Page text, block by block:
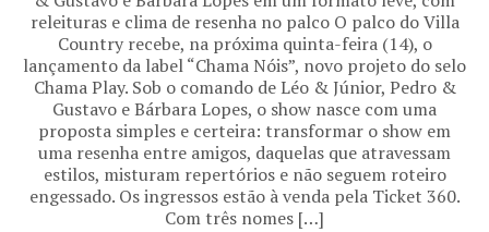
releituras e clima de resenha no palco O palco do Villa
Country recebe, na próxima quinta-feira (14), o
lançamento da label “Chama Nóis”, novo projeto do selo
Chama Play. Sob o comando de Léo & Júnior, Pedro &
Gustavo e Bárbara Lopes, o show nasce com uma
proposta simples e certeira: transformar o show em
uma resenha entre amigos, daquelas que atravessam
estilos, misturam repertórios e não seguem roteiro
engessado. Os ingressos estão à venda pela Ticket 360.
Com três nomes […]